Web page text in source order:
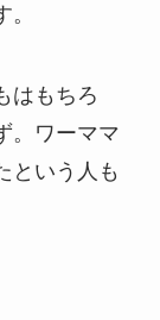
はもちろ
。ワーママ
という人も